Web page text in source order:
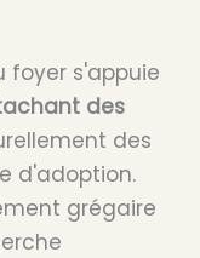
foyer s'appuie
des
des
d'adoption.
grégaire